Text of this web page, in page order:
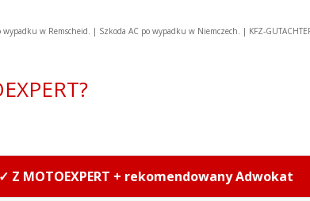
w Remscheid. | Szkoda AC po wypadku w Niemczech. | KFZ-
✓ Z MOTOEXPERT + rekomendowany Adwokat